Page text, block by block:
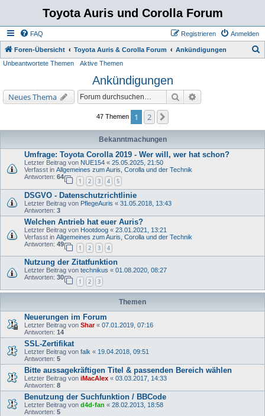
Toyota Auris und Corolla Forum
FAQ Anmelden
Registrieren
Foren-Übersicht Toyota Auris & Corolla Forum Ankündigungen
Unbeantwortete Themen Aktive Themen
Ankündigungen
Neues Thema Suche
47 Themen 1 2
Bekanntmachungen
Umfrage: Toyota Corolla 2019 - Wer will, wer hat schon?
Letzter Beitrag von NUE154 « 25.05.2025, 21:50
Verfasst in Allgemeines zum Auris, Corolla und der Technik
Antworten: 64
1 2 3 4 5
DSGVO - Datenschutzrichtlinie
Letzter Beitrag von PflegeAuris « 31.05.2018, 13:43
Antworten: 3
Welchen Antrieb hat euer Auris?
Letzter Beitrag von Hootdoog « 23.01.2021, 13:21
Verfasst in Allgemeines zum Auris, Corolla und der Technik
Antworten: 49
1 2 3 4
Nutzung der Zitatfunktion
Letzter Beitrag von technikus « 01.08.2020, 08:27
Antworten: 30
1 2 3
Themen
Neuerungen im Forum
Letzter Beitrag von Shar« 07.01.2019, 07:16
Antworten: 14
SSL-Zertifikat
Letzter Beitrag von falk « 19.04.2018, 09:51
Antworten: 5
Bitte aussagekräftigen Titel & passenden Bereich wählen
Letzter Beitrag von iMacAlex « 03.03.2017, 14:33
Antworten: 8
Benutzung der Suchfunktion / BBCode
Letzter Beitrag von d4d-fan « 28.02.2013, 18:58
Antworten: 5